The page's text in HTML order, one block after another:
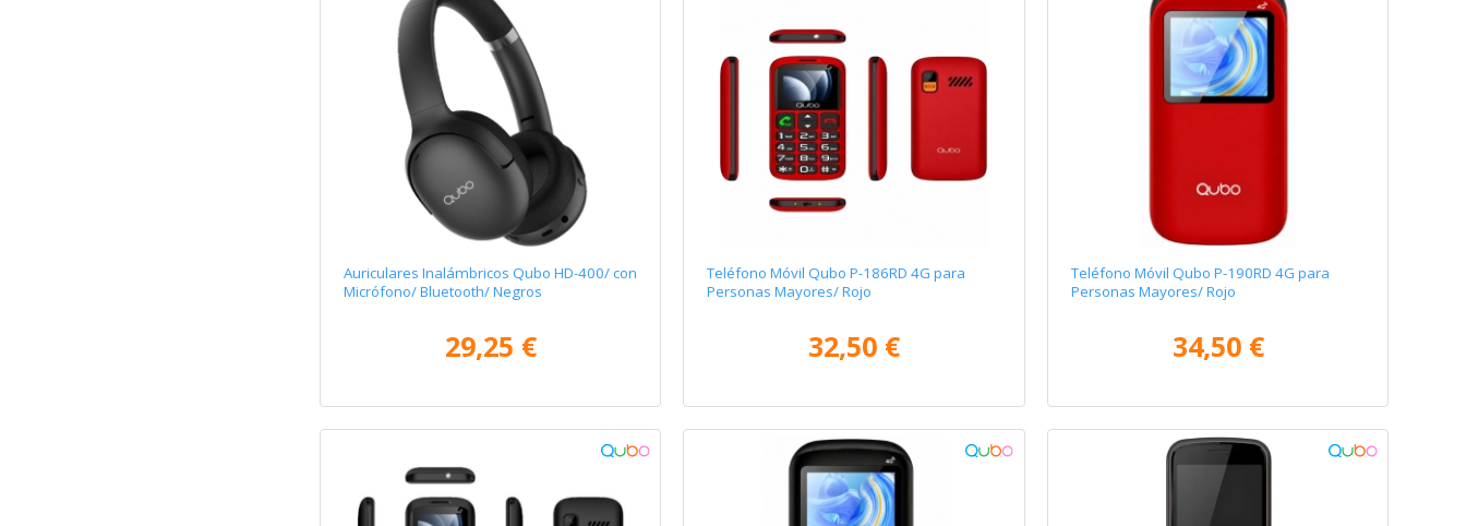
Auriculares Inalámbricos Qubo HD-400/ con
Micrófono/ Bluetooth/ Negros
29,25 €
Teléfono Móvil Qubo P-186RD 4G para
Personas Mayores/ Rojo
32,50 €
Teléfono Móvil Qubo P-190RD 4G para
Personas Mayores/ Rojo
34,50 €